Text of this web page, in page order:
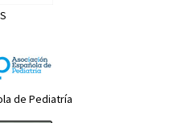
de Pediatría